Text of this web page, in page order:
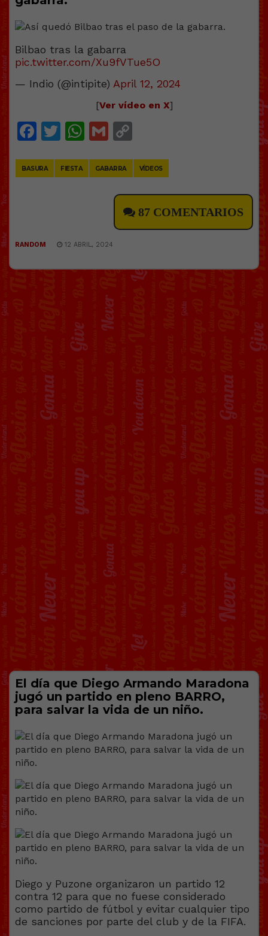
Bilbao tras la gabarra
pic.twitter.com/Xu9fVTue5O
— Indio (@intipite) April 12, 2024
[Ver vídeo en X]
Facebook
Twitter
WhatsApp
Gmail
BASURA FIESTA GABARRA VÍDEOS
87 COMENTARIOS
RANDOM 12 ABRIL, 2024
El día que Diego Armando Maradona
jugó un partido en pleno BARRO,
para salvar la vida de un niño.
Diego y Puzone organizaron un partido 12
contra 12 para que no fuese considerado
como partido de fútbol y evitar cualquier tipo
de sanciones por parte del club y de la FIFA.